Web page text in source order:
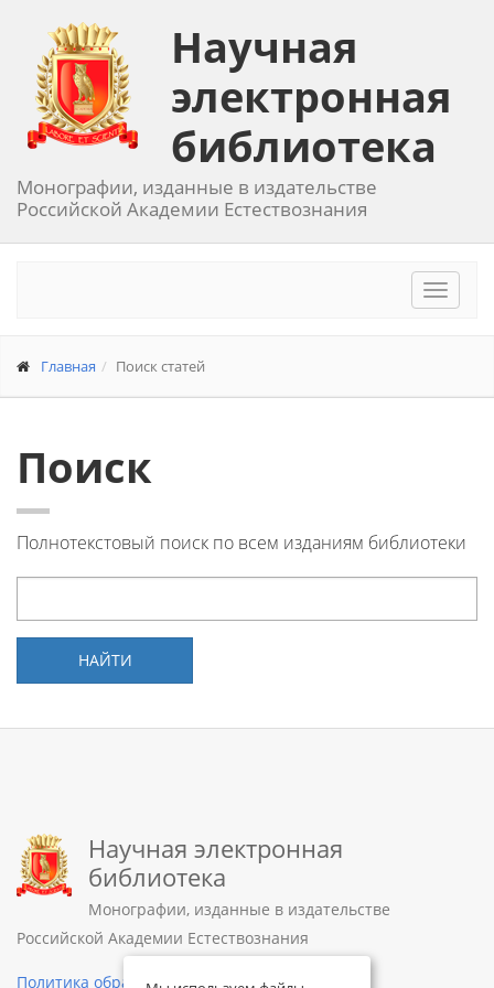
Научная
электронная
библиотека
Монографии, изданные в издательстве
Российской Академии Естествознания
Toggle
Главная Поиск статей
Поиск
Полнотекстовый поиск по всем изданиям библиотеки
НАЙТИ
Научная электронная
библиотека
Монографии, изданные в издательстве
Российской Академии Естествознания
Политика обработки персональных данных